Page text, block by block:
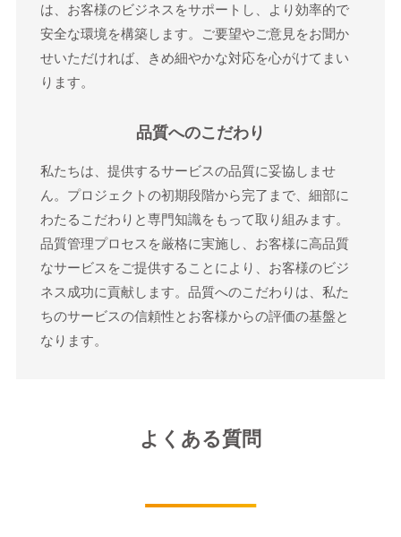
は、お客様のビジネスをサポートし、より効率的で
安全な環境を構築します。ご要望やご意見をお聞か
せいただければ、きめ細やかな対応を心がけてまい
ります。
品質へのこだわり
私たちは、提供するサービスの品質に妥協しませ
ん。プロジェクトの初期段階から完了まで、細部に
わたるこだわりと専門知識をもって取り組みます。
品質管理プロセスを厳格に実施し、お客様に高品質
なサービスをご提供することにより、お客様のビジ
ネス成功に貢献します。品質へのこだわりは、私た
ちのサービスの信頼性とお客様からの評価の基盤と
なります。
よくある質問